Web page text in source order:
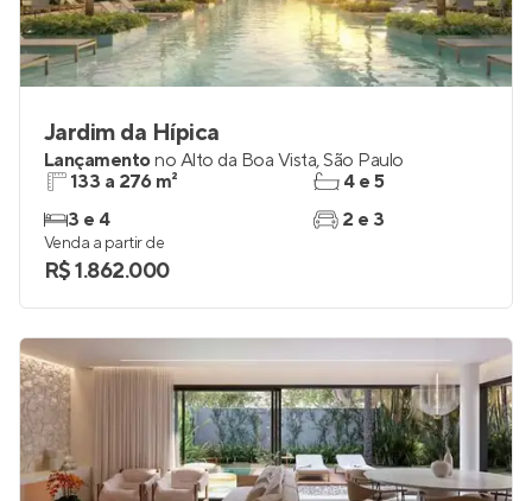
Jardim da Hípica
Lançamentono Alto da Boa Vista,São Paulo
133 a 276 m²
3 e 4
4 e 5
2 e 3
Venda a partir de
R$ 1.862.000